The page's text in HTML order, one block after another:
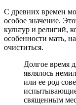
С древних времен
особое значение.
культур и религий,
особенности мать,
очиститься.
Долгое время
являлось
или ее род
испытывающие
священным